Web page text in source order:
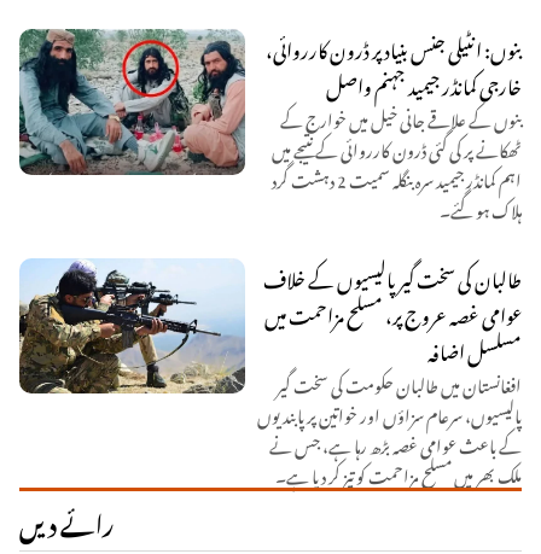
بنوں: انٹیلی جنس بنیاد پر ڈرون کارروائی،
خارجی کمانڈر جیمید جہنم واصل
بنوں کے علاقے جانی خیل میں خوارج کے
ٹھکانے پر کی گئی ڈرون کارروائی کے نتیجے میں
اہم کمانڈر جیمید سرہ بنگلہ سمیت 2 دہشت گرد
ہلاک ہو گئے۔
طالبان کی سخت گیر پالیسیوں کے خلاف
عوامی غصہ عروج پر، مسلح مزاحمت میں
مسلسل اضافہ
افغانستان میں طالبان حکومت کی سخت گیر
پالیسیوں، سرعام سزاؤں اور خواتین پر پابندیوں
کے باعث عوامی غصہ بڑھ رہا ہے، جس نے
ملک بھر میں مسلح مزاحمت کو تیز کر دیا ہے۔
رائے دیں